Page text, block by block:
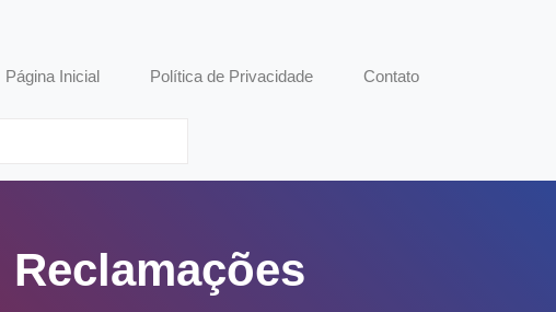
Página Inicial Política de Privacidade Contato
Reclamações